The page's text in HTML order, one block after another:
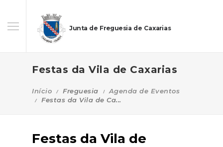
Junta de Freguesia de Caxarias
Festas da Vila de Caxarias
Início Freguesia
Agenda de Eventos
Festas da Vila de Ca...
Festas da Vila de